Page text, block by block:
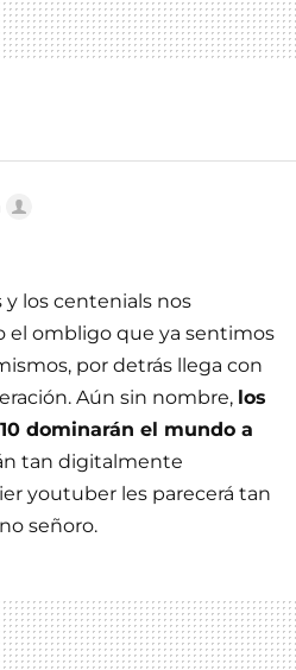
los centenials nos
el ombligo que ya sentimos
por detrás llega con
Aún sin nombre, los
dominarán el mundo a
tan digitalmente
youtuber les parecerá tan
señoro.